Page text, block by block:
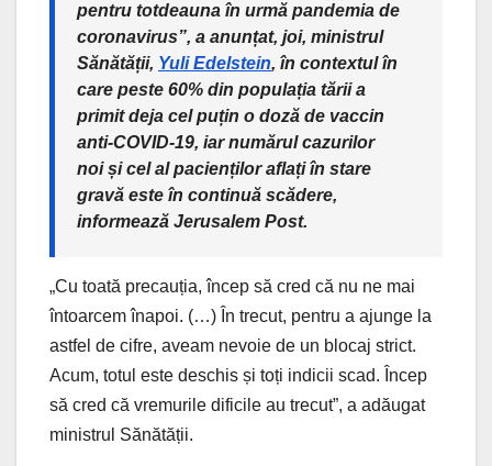
pentru totdeauna în urmă pandemia de
coronavirus”, a anunțat, joi, ministrul
Sănătății, Yuli Edelstein, în contextul în
care peste 60% din populația tării a
primit deja cel puțin o doză de vaccin
anti-COVID-19, iar numărul cazurilor
noi și cel al pacienților aflați în stare
gravă este în continuă scădere,
informează Jerusalem Post.
„Cu toată precauția, încep să cred că nu ne mai
întoarcem înapoi. (…) În trecut, pentru a ajunge la
astfel de cifre, aveam nevoie de un blocaj strict.
Acum, totul este deschis și toți indicii scad. Încep
să cred că vremurile dificile au trecut”, a adăugat
ministrul Sănătății.